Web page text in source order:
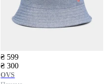
₴ 599
₴ 300
OVS